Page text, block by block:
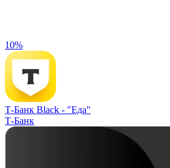
10%
Т-Банк Black - "Еда"
Т-Банк